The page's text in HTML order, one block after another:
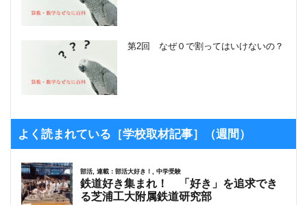
第2回 なぜ０で割ってはいけないの？
よく読まれている［学校取材記事］（週間）